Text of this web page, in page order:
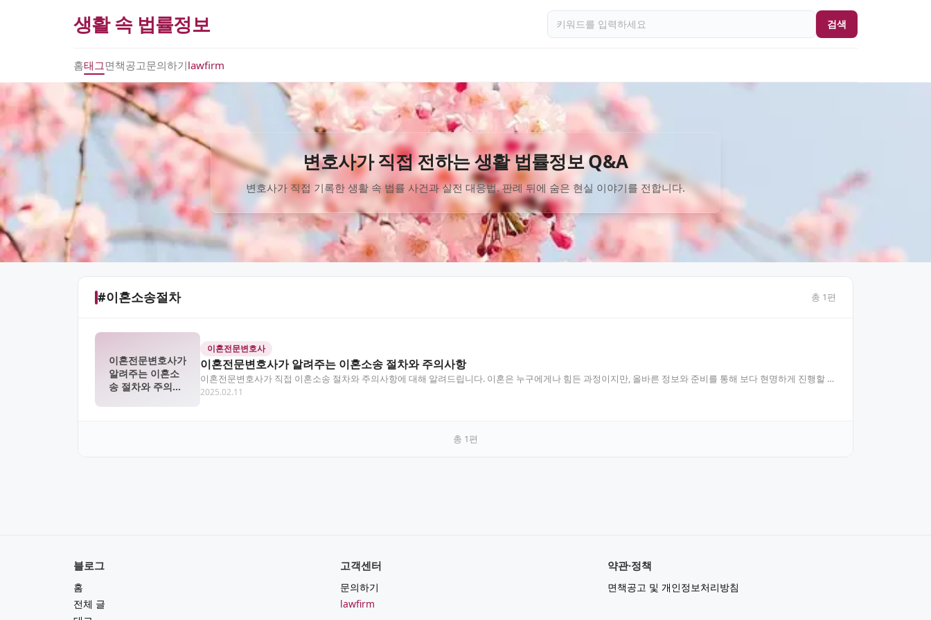
생활 속 법률정보 검색
홈태그면책공고문의하기lawfirm
변호사가 직접 전하는 생활 법률정보 Q&A
변호사가 직접 기록한 생활 속 법률 사건과 실전 대응법. 판례 뒤에 숨은 현실 이야기를 전합니다.
#이혼소송절차 총 1편
이혼전문변호사가
알려주는 이혼소
송 절차와 주의사
이혼전문변호사
이혼전문변호사가 알려주는 이혼소송 절차와 주의사항
이혼전문변호사가 직접 이혼소송 절차와 주의사항에 대해 알려드립니다. 이혼은 누구에게나 힘든 과정이지만, 올바른 정보와 준비를 통해 보다 현명하게 진행할 수
있습니다.
2025.02.11
총 1편
블로그
홈
전체 글
고객센터
문의하기
lawfirm
약관·정책
면책공고 및 개인정보처리방침